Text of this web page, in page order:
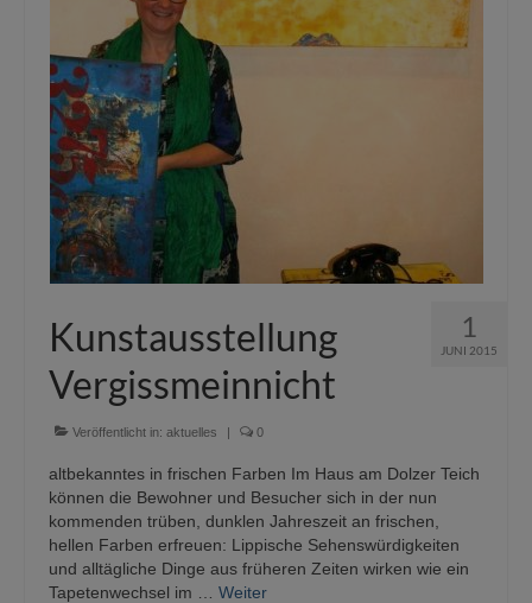
1
JUNI 2015
Kunstausstellung
Vergissmeinnicht
Veröffentlicht in: aktuelles | 0
altbekanntes in frischen Farben Im Haus am Dolzer Teich
können die Bewohner und Besucher sich in der nun
kommenden trüben, dunklen Jahreszeit an frischen,
hellen Farben erfreuen: Lippische Sehenswürdigkeiten
und alltägliche Dinge aus früheren Zeiten wirken wie ein
Tapetenwechsel im … Weiter